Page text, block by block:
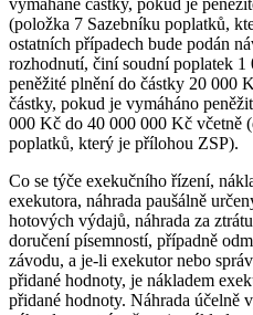
vymáhané částky, pokud je
(položka 7 Sazebníku poplatků,
ostatních případech bude podán
rozhodnutí, činí soudní poplatek
peněžité plnění do částky 20 000
částky, pokud je vymáháno
000 Kč do 40 000 000 Kč včetně
poplatků, který je přílohou ZSP).
Co se týče exekučního řízení,
exekutora, náhrada paušálně
hotových výdajů, náhrada za
doručení písemností, případně
závodu, a je-li exekutor nebo
přidané hodnoty, je nákladem
přidané hodnoty. Náhrada účelně